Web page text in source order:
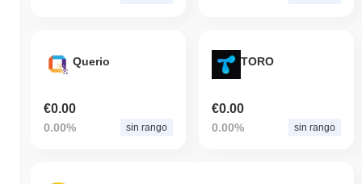
Querio
€0.00
0.00% sin rango
TORO
€0.00
0.00% sin rango